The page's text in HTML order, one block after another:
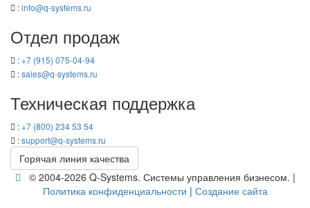
:info@q-​systems.ru
Отдел про­даж
:+7 (915) 075-04-94
:sales@q-​systems.ru
Тех­ни­че­ская под­держ­ка
:+7 (800) 234 53 54
:support@q-​systems.ru
Го­ря­чая линия ка­че­ства
© 2004-2026 Q-​Systems. Си­сте­мы управ­ле­ния биз­не­сом. |
По­ли­ти­ка кон­фи­ден­ци­аль­но­сти | Со­зда­ние сайта